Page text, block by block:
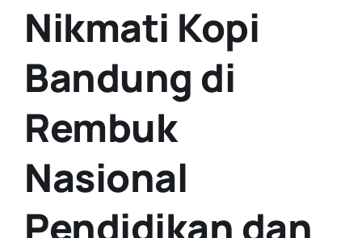
Nikmati Kopi
Bandung di
Rembuk
Nasional
Pendidikan dan